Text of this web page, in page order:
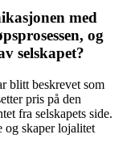
med
og
selskapet?
blitt beskrevet som
pris på den
fra selskapets side.
og skaper lojalitet